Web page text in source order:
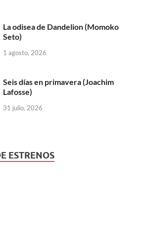
La odisea de Dandelion (Momoko
Seto)
1 agosto, 2026
Seis días en primavera (Joachim
Lafosse)
31 julio, 2026
ESTRENOS